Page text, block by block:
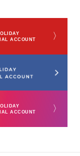
ACCOUNT
〉
ACCOUNT
〉